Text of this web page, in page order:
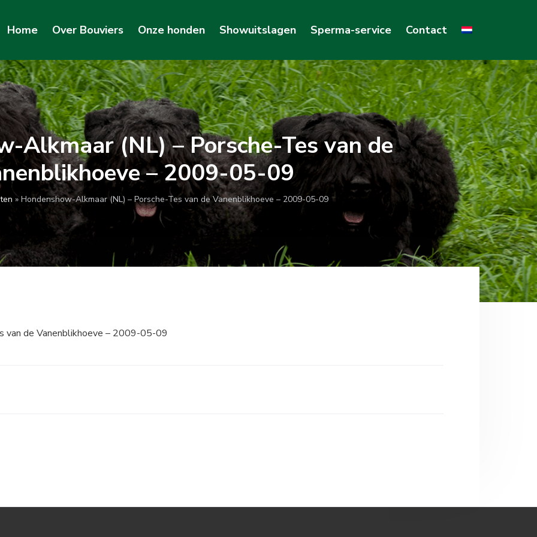
Home Over Bouviers Onze honden Showuitslagen Sperma-service Contact
Alkmaar (NL) – Porsche-Tes van de
– 2009-05-09
» Hondenshow-Alkmaar (NL) – Porsche-Tes van de Vanenblikhoeve – 2009-05-09
van de Vanenblikhoeve – 2009-05-09